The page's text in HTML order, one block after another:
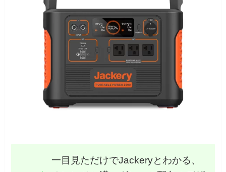
一目見ただけでJackeryとわかる、